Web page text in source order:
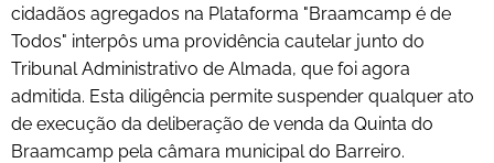
cidadãos agregados na Plataforma "Braamcamp é de
Todos" interpôs uma providência cautelar junto do
Tribunal Administrativo de Almada, que foi agora
admitida. Esta diligência permite suspender qualquer ato
de execução da deliberação de venda da Quinta do
Braamcamp pela câmara municipal do Barreiro.